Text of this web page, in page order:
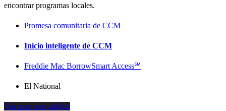
encontrar programas locales.
Promesa comunitaria de CCM
Inicio inteligente de CCM
Freddie Mac BorrowSmart Access℠
El National
Vea para qué califica